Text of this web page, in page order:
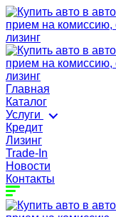
Главная
Каталог
Услуги
Кредит
Лизинг
Trade-In
Новости
Контакты